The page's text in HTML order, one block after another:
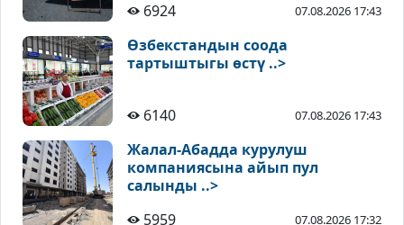
6924 07.08.2026 17:43
Өзбекстандын соода
тартыштыгы өстү ..>
6140 07.08.2026 17:43
Жалал-Абадда курулуш
компаниясына айып пул
салынды ..>
5959
07.08.2026 17:32